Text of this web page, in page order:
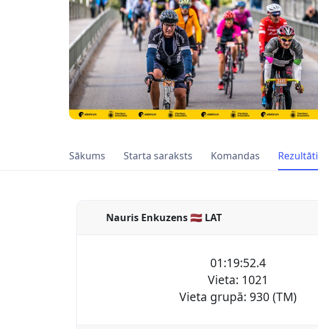
Sākums Starta saraksts Komandas Rezultāti
Nauris Enkuzens 🇱🇻 LAT
01:19:52.4
Vieta: 1021
Vieta grupā: 930 (TM)